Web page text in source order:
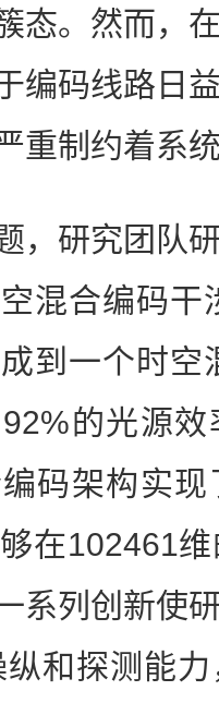
态。然而，
编码线路日
重制约着系
研究团队研
混合编码干
到一个时空
的光源
码架构实
在102461
系列创新使
和探测能